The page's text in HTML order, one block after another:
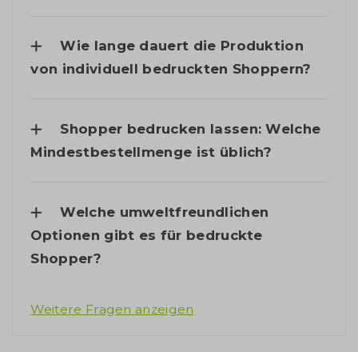
Wie lange dauert die Produktion
von individuell bedruckten Shoppern?
Shopper bedrucken lassen: Welche
Mindestbestellmenge ist üblich?
Welche umweltfreundlichen
Optionen gibt es für bedruckte
Shopper?
Weitere Fragen anzeigen